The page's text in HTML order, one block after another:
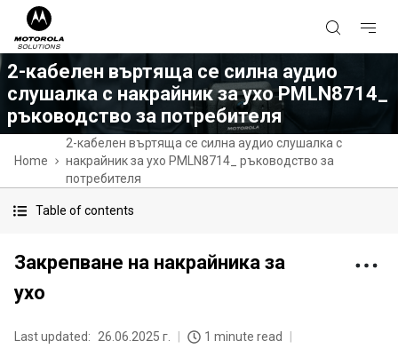
2-кабелен въртяща се силна аудио
слушалка с накрайник за ухо PMLN8714_
ръководство за потребителя
Home
2-кабелен въртяща се силна аудио слушалка с
накрайник за ухо PMLN8714_ ръководство за
потребителя
Table of contents
Закрепване на накрайника за
ухо
Last updated: 26.06.2025 г.
1 minute read